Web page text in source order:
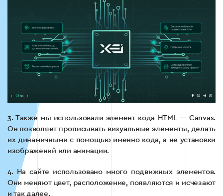
3. Также мы использовали элемент кода HTML — Canvas.
Он позволяет прописывать визуальные элементы, делать
их динамичными с помощью именно кода, а не установки
изображений или анимации.
4. На сайте использовано много подвижных элементов.
Они меняют цвет, расположение, появляются и исчезают
и так далее.